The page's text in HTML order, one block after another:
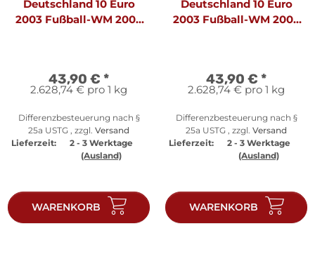
Deutschland 10 Euro
2003 Fußball-WM 2006
43,90 € *
2.628,74 € pro 1 kg
Differenzbesteuerung nach §
25a USTG , zzgl. Versand
Lieferzeit:
2 - 3 Werktage
(Ausland)
WARENKORB
Deutschland 10 Euro
2003 Fußball-WM 2006
43,90 € *
2.628,74 € pro 1 kg
Differenzbesteuerung nach §
25a USTG , zzgl. Versand
Lieferzeit:
2 - 3 Werktage
(Ausland)
WARENKORB